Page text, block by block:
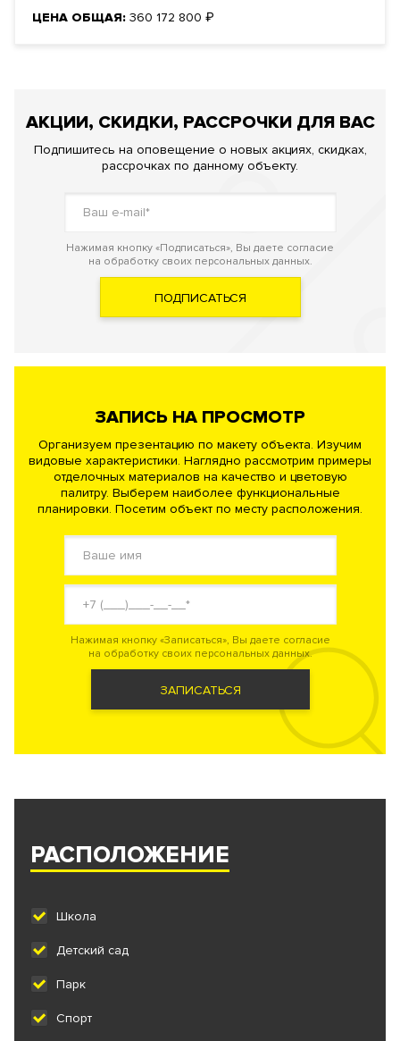
ЦЕНА ОБЩАЯ: 360 172 800 ₽
АКЦИИ, СКИДКИ, РАССРОЧКИ ДЛЯ ВАС
Подпишитесь на оповещение о новых акциях, скидках,
рассрочках по данному объекту.
Нажимая кнопку «Подписаться», Вы даете согласие
на обработку своих персональных данных.
ПОДПИСАТЬСЯ
ЗАПИСЬ НА ПРОСМОТР
Организуем презентацию по макету объекта. Изучим
видовые характеристики. Наглядно рассмотрим примеры
отделочных материалов на качество и цветовую
палитру. Выберем наиболее функциональные
планировки. Посетим объект по месту расположения.
Нажимая кнопку «Записаться», Вы даете согласие
на обработку своих персональных данных.
ЗАПИСАТЬСЯ
РАСПОЛОЖЕНИЕ
Школа
Детский сад
Парк
Спорт